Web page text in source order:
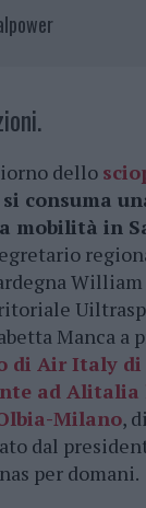
dello
si consuma
mobilità in
William
Manca a
di Air Italy di
ad Alitalia
Milano,
dal
per domani.